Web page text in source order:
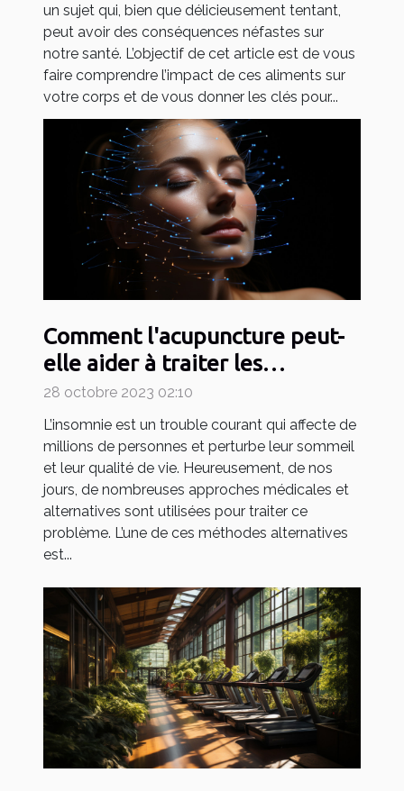
un sujet qui, bien que délicieusement tentant,
peut avoir des conséquences néfastes sur
notre santé. L’objectif de cet article est de vous
faire comprendre l’impact de ces aliments sur
votre corps et de vous donner les clés pour...
Comment l'acupuncture peut-
elle aider à traiter les
problèmes d'insomnie ?
28 octobre 2023 02:10
L’insomnie est un trouble courant qui affecte de
millions de personnes et perturbe leur sommeil
et leur qualité de vie. Heureusement, de nos
jours, de nombreuses approches médicales et
alternatives sont utilisées pour traiter ce
problème. L’une de ces méthodes alternatives
est...